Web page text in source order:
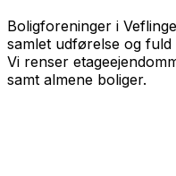
Boligforeninger i
samlet udførelse og
Vi renser
samt almene boliger.